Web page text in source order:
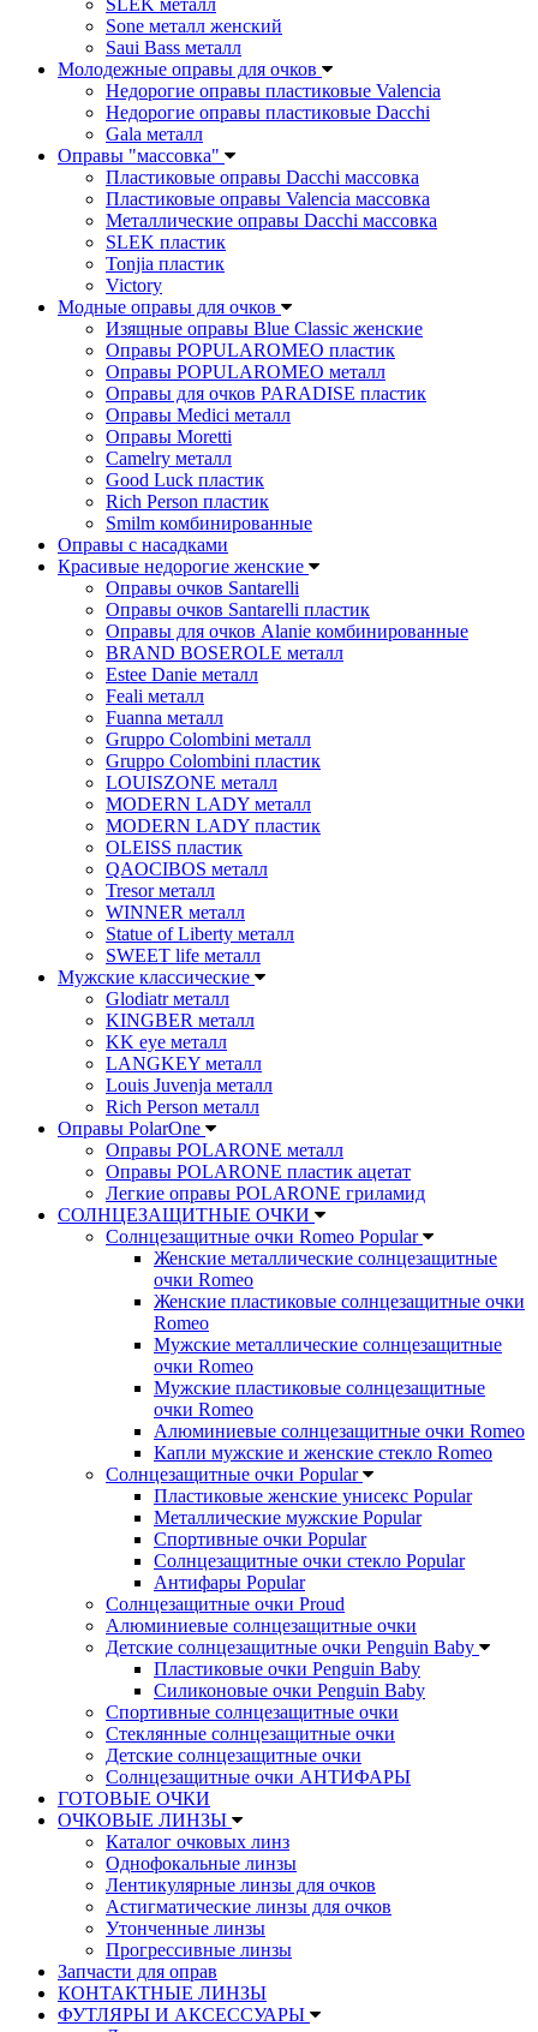
SLEK металл
Sone металл женский
Saui Bass металл
Молодежные оправы для очков
Недорогие оправы пластиковые Valencia
Недорогие оправы пластиковые Dacchi
Gala металл
Оправы "массовка"
Пластиковые оправы Dacchi массовка
Пластиковые оправы Valencia массовка
Металлические оправы Dacchi массовка
SLEK пластик
Tonjia пластик
Victory
Модные оправы для очков
Изящные оправы Blue Classic женские
Оправы POPULAROMEO пластик
Оправы POPULAROMEO металл
Оправы для очков PARADISE пластик
Оправы Medici металл
Оправы Moretti
Camelry металл
Good Luck пластик
Rich Person пластик
Smilm комбинированные
Оправы с насадками
Красивые недорогие женские
Оправы очков Santarelli
Оправы очков Santarelli пластик
Оправы для очков Alanie комбинированные
BRAND BOSEROLE металл
Estee Danie металл
Feali металл
Fuanna металл
Gruppo Colombini металл
Gruppo Colombini пластик
LOUISZONE металл
MODERN LADY металл
MODERN LADY пластик
OLEISS пластик
QAOCIBOS металл
Tresor металл
WINNER металл
Statue of Liberty металл
SWEET life металл
Мужские классические
Glodiatr металл
KINGBER металл
KK eye металл
LANGKEY металл
Louis Juvenja металл
Rich Person металл
Оправы PolarOne
Оправы POLARONE металл
Оправы POLARONE пластик ацетат
Легкие оправы POLARONE гриламид
СОЛНЦЕЗАЩИТНЫЕ ОЧКИ
Солнцезащитные очки Romeo Popular
Женские металлические солнцезащитные
очки Romeo
Женские пластиковые солнцезащитные очки
Romeo
Мужские металлические солнцезащитные
очки Romeo
Мужские пластиковые солнцезащитные
очки Romeo
Алюминиевые солнцезащитные очки Romeo
Капли мужские и женские стекло Romeo
Солнцезащитные очки Popular
Пластиковые женские унисекс Popular
Металлические мужские Popular
Спортивные очки Popular
Солнцезащитные очки стекло Popular
Aнтифары Popular
Солнцезащитные очки Proud
Алюминиевые солнцезащитные очки
Детские солнцезащитные очки Penguin Baby
Пластиковые очки Penguin Baby
Силиконовые очки Penguin Baby
Спортивные солнцезащитные очки
Стеклянные солнцезащитные очки
Детские солнцезащитные очки
Солнцезащитные очки АНТИФАРЫ
ГОТОВЫЕ ОЧКИ
ОЧКОВЫЕ ЛИНЗЫ
Каталог очковых линз
Однофокальные линзы
Лентикулярные линзы для очков
Астигматические линзы для очков
Утонченные линзы
Прогрессивные линзы
Запчасти для оправ
КОНТАКТНЫЕ ЛИНЗЫ
ФУТЛЯРЫ И АКСЕССУАРЫ